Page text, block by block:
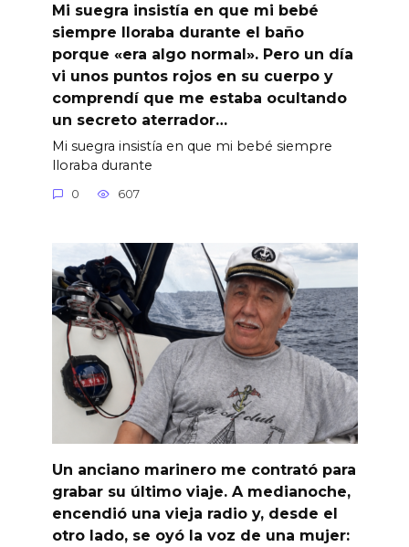
Mi suegra insistía en que mi bebé
siempre lloraba durante el baño
porque «era algo normal». Pero un día
vi unos puntos rojos en su cuerpo y
comprendí que me estaba ocultando
un secreto aterrador…
Mi suegra insistía en que mi bebé siempre
lloraba durante
0 607
Un anciano marinero me contrató para
grabar su último viaje. A medianoche,
encendió una vieja radio y, desde el
otro lado, se oyó la voz de una mujer: